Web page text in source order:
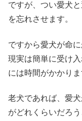
ですが、つい愛犬
を忘れさせます。
ですから愛犬が命
現実は簡単に受け
には時間がかかりま
老犬であれば、愛
がどれくらいだろ